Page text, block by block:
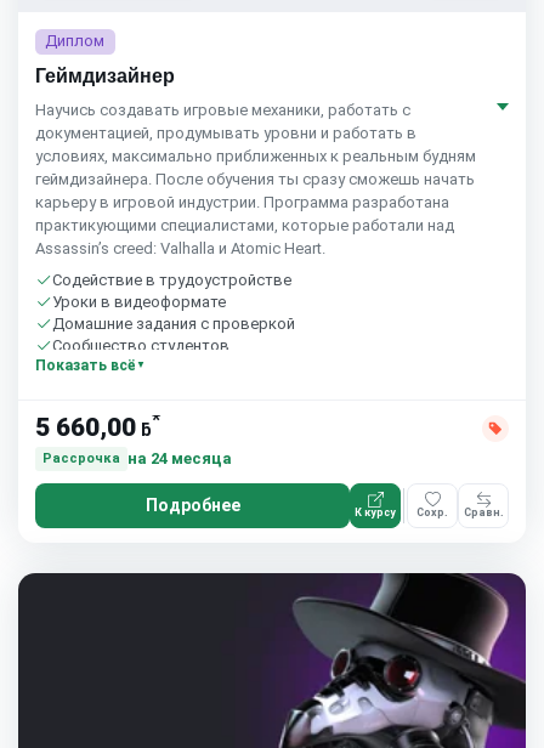
Диплом
Геймдизайнер
Научись создавать игровые механики, работать с
документацией, продумывать уровни и работать в
условиях, максимально приближенных к реальным будням
геймдизайнера. После обучения ты сразу сможешь начать
карьеру в игровой индустрии. Программа разработана
практикующими специалистами, которые работали над
Assassin’s creed: Valhalla и Atomic Heart.
Содействие в трудоустройстве
Уроки в видеоформате
Домашние задания с проверкой
Сообщество студентов
Показать всё
5 660,00 ƃ*
Рассрочка на 24 месяца
Подробнее К курсу Сохр. Сравн.